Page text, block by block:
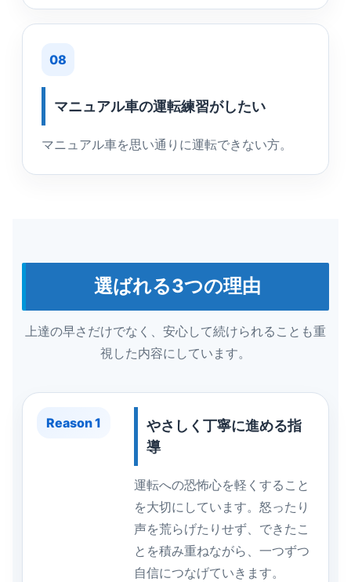
08
マニュアル車の運転練習がしたい
マニュアル車を思い通りに運転できない方。
選ばれる3つの理由
上達の早さだけでなく、安心して続けられることも重
視した内容にしています。
Reason 1
やさしく丁寧に進める指
導
運転への恐怖心を軽くすること
を大切にしています。怒ったり
声を荒らげたりせず、できたこ
とを積み重ねながら、一つずつ
自信につなげていきます。